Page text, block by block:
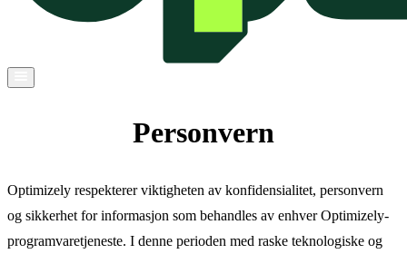
Personvern
Optimizely respekterer viktigheten av konfidensialitet, personvern
og sikkerhet for informasjon som behandles av enhver Optimizely-
programvaretjeneste. I denne perioden med raske teknologiske og